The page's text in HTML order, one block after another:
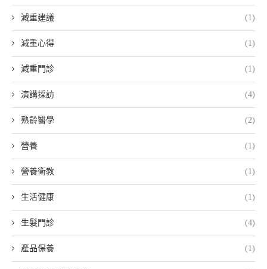
減重建議 (1)
減重心得 (1)
減重門診 (1)
演講採訪 (4)
熟齡醫學 (2)
營養 (1)
營養衛教 (1)
生活健康 (1)
生髮門診 (4)
產品保養 (1)